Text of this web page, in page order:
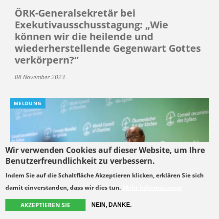
Wir verwenden Cookies auf dieser Website, um Ihre
Benutzerfreundlichkeit zu verbessern.
Indem Sie auf die Schaltfläche Akzeptieren klicken, erklären Sie sich
damit einverstanden, dass wir dies tun.
AKZEPTIEREN SIE NEIN, DANKE.
ÖRK-Generalsekretär bei
Exekutivausschusstagung: „Wie
können wir die heilende und
wiederherstellende Gegenwart Gottes
verkörpern?“
08 November 2023
MELDUNG